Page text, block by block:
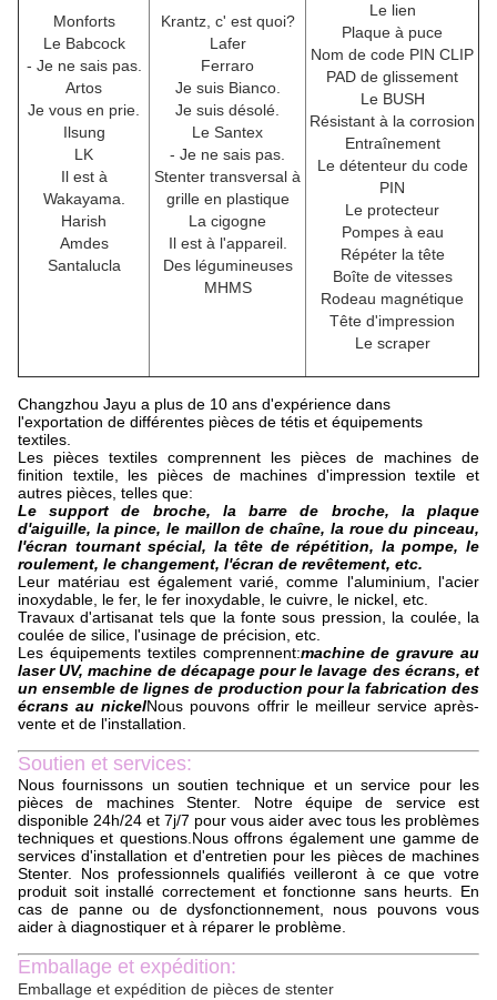
Monforts
Le Babcock
- Je ne sais pas.
Artos
Je vous en prie.
Ilsung
LK
Il est à
Wakayama.
Harish
Amdes
Santalucla
Krantz, c' est quoi?
Lafer
Ferraro
Je suis Bianco.
Je suis désolé.
Le Santex
- Je ne sais pas.
Stenter transversal à
grille en plastique
La cigogne
Il est à l'appareil.
Des légumineuses
MHMS
Le lien
Plaque à puce
Nom de code PIN CLIP
PAD de glissement
Le BUSH
Résistant à la corrosion
Entraînement
Le détenteur du code
PIN
Le protecteur
Pompes à eau
Répéter la tête
Boîte de vitesses
Rodeau magnétique
Tête d'impression
Le scraper
Changzhou Jayu a plus de 10 ans d'expérience dans
l'exportation de différentes pièces de tétis et équipements
textiles.
Les pièces textiles comprennent les pièces de machines de
finition textile, les pièces de machines d'impression textile et
autres pièces, telles que:
Le support de broche, la barre de broche, la plaque
d'aiguille, la pince, le maillon de chaîne, la roue du pinceau,
l'écran tournant spécial, la tête de répétition, la pompe, le
roulement, le changement, l'écran de revêtement, etc.
Leur matériau est également varié, comme l'aluminium, l'acier
inoxydable, le fer, le fer inoxydable, le cuivre, le nickel, etc.
Travaux d'artisanat tels que la fonte sous pression, la coulée, la
coulée de silice, l'usinage de précision, etc.
Les équipements textiles comprennent:machine de gravure au
laser UV, machine de décapage pour le lavage des écrans, et
un ensemble de lignes de production pour la fabrication des
écrans au nickelNous pouvons offrir le meilleur service après-
vente et de l'installation.
Soutien et services:
Nous fournissons un soutien technique et un service pour les
pièces de machines Stenter. Notre équipe de service est
disponible 24h/24 et 7j/7 pour vous aider avec tous les problèmes
techniques et questions.Nous offrons également une gamme de
services d'installation et d'entretien pour les pièces de machines
Stenter. Nos professionnels qualifiés veilleront à ce que votre
produit soit installé correctement et fonctionne sans heurts. En
cas de panne ou de dysfonctionnement, nous pouvons vous
aider à diagnostiquer et à réparer le problème.
Emballage et expédition:
Emballage et expédition de pièces de stenter